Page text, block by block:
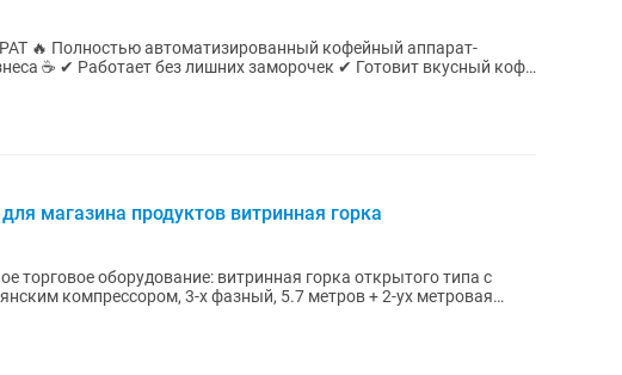
аппарат-
вкусный кофе
магазина продуктов витринная горка
витринная горка открытого типа с
компрессором, 3-х фазный, 5.7 метров + 2-ух метровая